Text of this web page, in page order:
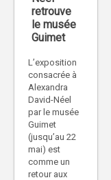
retrouve
le musée
Guimet
L’exposition
consacrée à
Alexandra
David-Néel
par le musée
Guimet
(jusqu’au 22
mai) est
comme un
retour aux